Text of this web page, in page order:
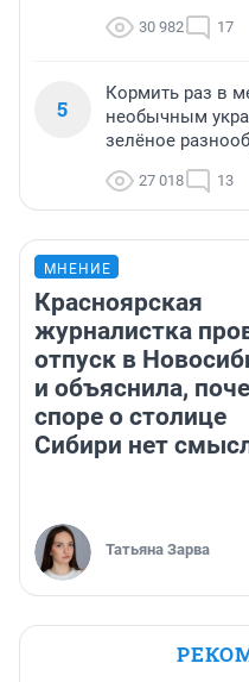
30 982 17
5
Кормить раз в
необычным
зелёное
27 018 13
МНЕНИЕ
Красноярская
журналистка
отпуск в
и объяснила,
споре о столице
Сибири нет
Татьяна Зарва